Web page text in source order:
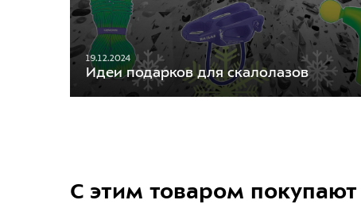
19.12.2024
Идеи подарков для скалолазов
С этим товаром покупают